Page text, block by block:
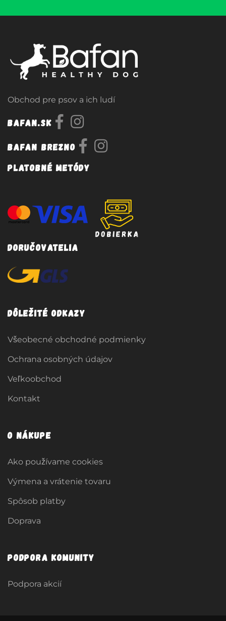
Obchod pre psov a ich ludí
Bafan.sk
Bafan Brezno
Platobné metódy
Doručovatelia
Dôležité odkazy
Všeobecné obchodné podmienky
Ochrana osobných údajov
Veľkoobchod
Kontakt
O nákupe
Ako používame cookies
Výmena a vrátenie tovaru
Spôsob platby
Doprava
Podpora komunity
Podpora akcií